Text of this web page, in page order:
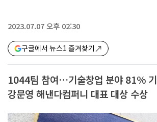
2023.07.07 오후 02:30
구글에서 뉴스1 즐겨찾기
1044팀 참여…기술창업 분야 81%
강문영 해낸다컴퍼니 대표 대상 수상